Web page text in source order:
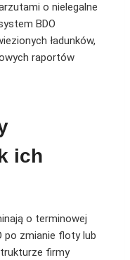
o nielegalne
BDO
ładunków,
raportów
ich
o terminowej
po zmianie floty lub
firmy